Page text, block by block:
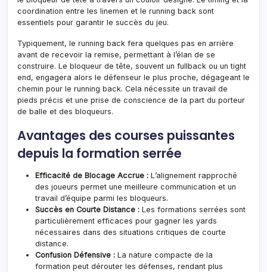
coordination entre les linemen et le running back sont
essentiels pour garantir le succès du jeu.
Typiquement, le running back fera quelques pas en arrière
avant de recevoir la remise, permettant à l’élan de se
construire. Le bloqueur de tête, souvent un fullback ou un tight
end, engagera alors le défenseur le plus proche, dégageant le
chemin pour le running back. Cela nécessite un travail de
pieds précis et une prise de conscience de la part du porteur
de balle et des bloqueurs.
Avantages des courses puissantes
depuis la formation serrée
Efficacité de Blocage Accrue : L’alignement rapproché
des joueurs permet une meilleure communication et un
travail d’équipe parmi les bloqueurs.
Succès en Courte Distance : Les formations serrées sont
particulièrement efficaces pour gagner les yards
nécessaires dans des situations critiques de courte
distance.
Confusion Défensive : La nature compacte de la
formation peut dérouter les défenses, rendant plus